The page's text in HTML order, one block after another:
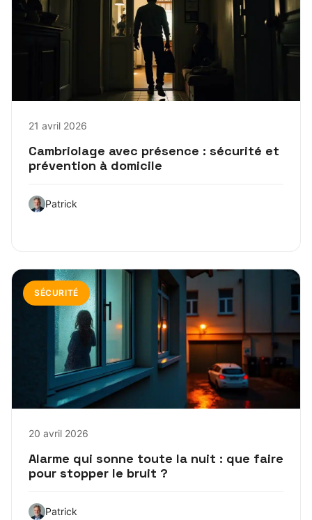
21 avril 2026
Cambriolage avec présence : sécurité et
prévention à domicile
Patrick
SÉCURITÉ
20 avril 2026
Alarme qui sonne toute la nuit : que faire
pour stopper le bruit ?
Patrick